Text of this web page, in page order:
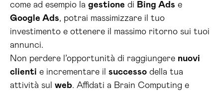
come ad esempio la gestione di Bing Ads e
Google Ads, potrai massimizzare il tuo
investimento e ottenere il massimo ritorno sui tuoi
annunci.
Non perdere l’opportunità di raggiungere nuovi
clienti e incrementare il successo della tua
attività sul web. Affidati a Brain Computing e